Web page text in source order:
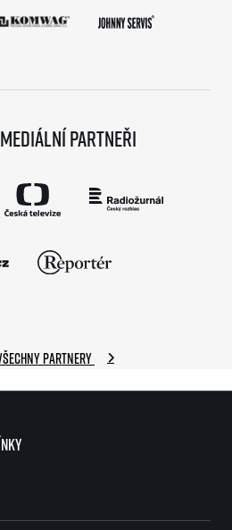
partneři
partnery